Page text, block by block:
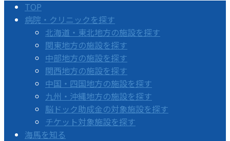
TOP
病院・クリニックを探す
北海道・東北地方の施設を探す
関東地方の施設を探す
中部地方の施設を探す
関西地方の施設を探す
中国・四国地方の施設を探す
九州・沖縄地方の施設を探す
脳ドック助成金の対象施設を探す
チケット対象施設を探す
海馬を知る